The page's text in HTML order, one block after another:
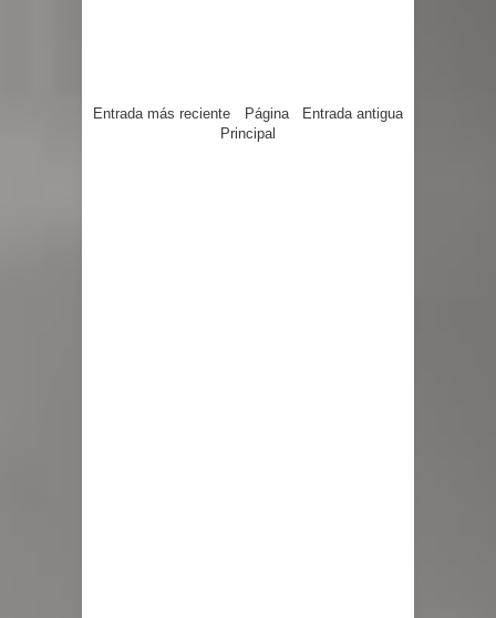
Entrada más reciente Entrada antigua
Página
Principal